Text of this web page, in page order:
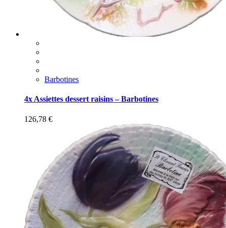
Barbotines
4x Assiettes dessert raisins – Barbotines
126,78 €